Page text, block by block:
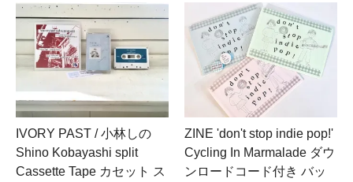
IVORY PAST / 小林しの
Shino Kobayashi split
Cassette Tape カセット ス
ZINE 'don't stop indie pop!'
Cycling In Marmalade ダウ
ンロードコード付き バッ